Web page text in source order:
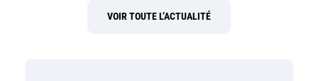
VOIR TOUTE L’ACTUALITÉ